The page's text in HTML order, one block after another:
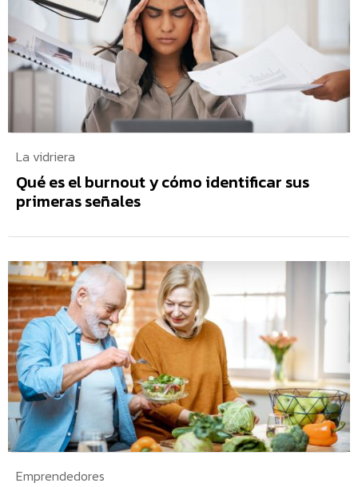
La vidriera
Qué es el burnout y cómo identificar sus
primeras señales
Emprendedores